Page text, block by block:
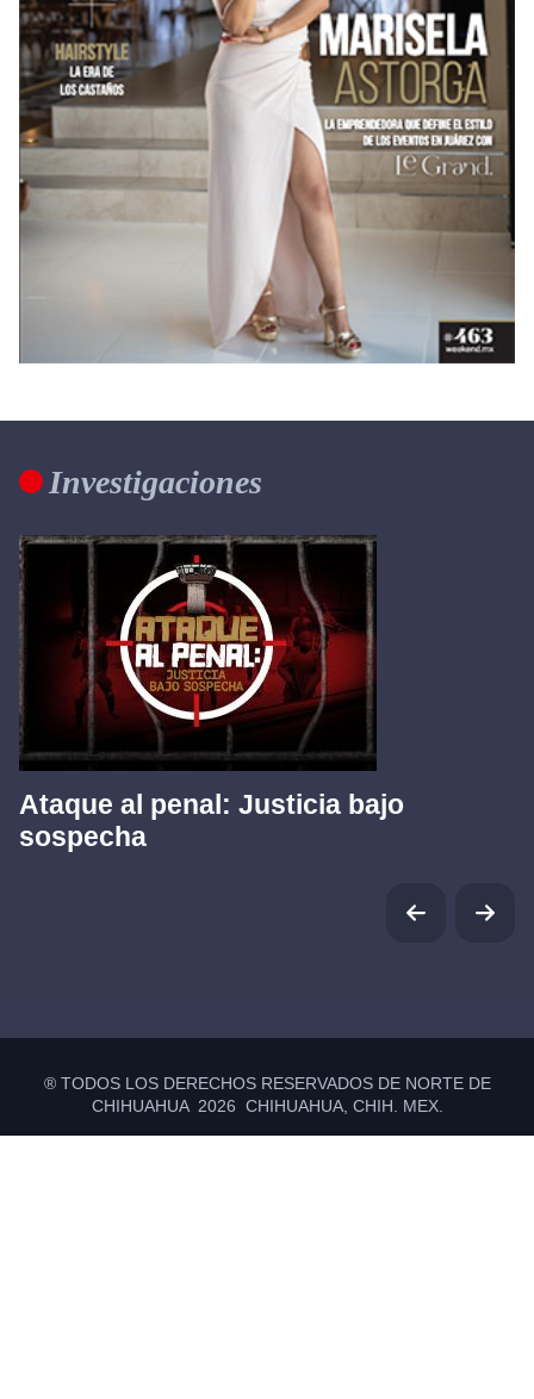
Investigaciones
Ataque al penal: Justicia bajo
sospecha
® TODOS LOS DERECHOS RESERVADOS DE NORTE DE
CHIHUAHUA 2026 CHIHUAHUA, CHIH. MEX.